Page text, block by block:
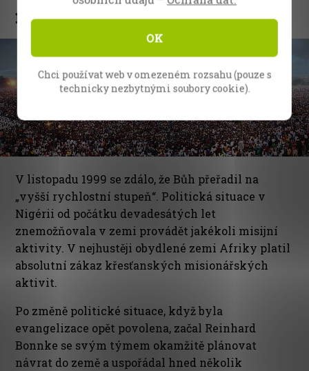
nigerijského vylití Ducha
V listopadu 1999 se zdálo, že Bůh přeřadil na
„vyšší rychlostní stupeň“. Politická situace v
Nigérii od počátku devadesátých let
znemožňovala v zemi provádět jakékoli misijní
aktivity. V nejhustěji obydlené zemi Afriky platil
absolutní zákaz křesťanských misionářských
aktivit.
Po změně politické situace, když byla
evangelizace opět povolena, začal Reinhard
Bonnke se svým týmem okamžitě plánovat
návrat do země a uspořádal hned několik
OK
Chci používat web v omezeném rozsahu (pouze s
technicky nezbytnými soubory cookie).